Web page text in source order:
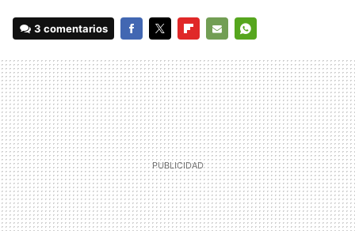
3 comentarios
MAIL